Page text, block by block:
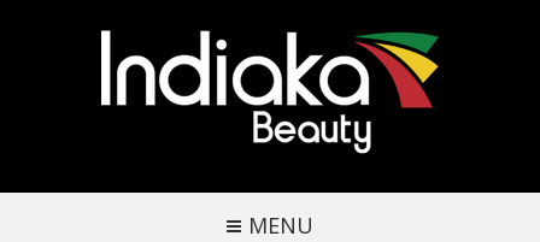
MENU